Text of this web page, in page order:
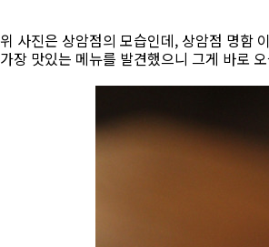
위 사진은 상암점의 모습인데, 상암점 명함
가장 맛있는 메뉴를 발견했으니 그게 바로